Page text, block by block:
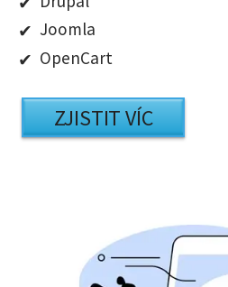
Joomla
OpenCart
ZJISTIT VÍC